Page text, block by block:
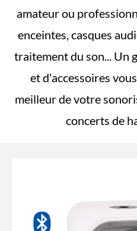
amateur ou
enceintes, casques
traitement du son... Un
et d'accessoires
meilleur de votre
concerts de